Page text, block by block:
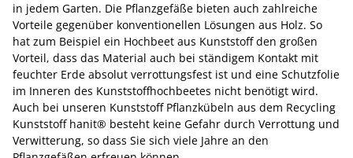
in jedem Garten. Die Pflanzgefäße bieten auch zahlreiche
Vorteile gegenüber konventionellen Lösungen aus Holz. So
hat zum Beispiel ein Hochbeet aus Kunststoff den großen
Vorteil, dass das Material auch bei ständigem Kontakt mit
feuchter Erde absolut verrottungsfest ist und eine Schutzfolie
im Inneren des Kunststoffhochbeetes nicht benötigt wird.
Auch bei unseren Kunststoff Pflanzkübeln aus dem Recycling
Kunststoff hanit® besteht keine Gefahr durch Verrottung und
Verwitterung, so dass Sie sich viele Jahre an den